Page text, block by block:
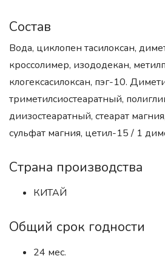
Состав
Вода, циклопен тасилоксан,
кроссолимер, изододекан,
клогексасилоксан, пэг-10.
триметилсиостеаратный,
диизостеаратный, стеарат
сульфат магния, цетил-15 / 1
Страна производства
КИТАЙ
Общий срок годности
24 мес.